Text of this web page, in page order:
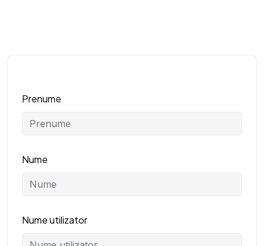
Prenume
Nume
Nume utilizator